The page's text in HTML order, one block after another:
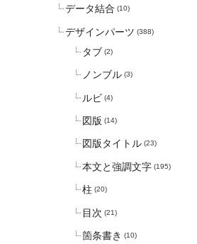
データ結合 (10)
デザインパーツ (388)
タブ (2)
ノンブル (3)
ルビ (4)
図版 (14)
図版タイトル (23)
本文と強調文字 (195)
柱 (20)
目次 (21)
箇条書き (10)